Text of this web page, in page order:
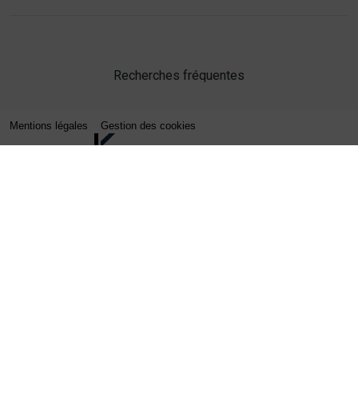
Recherches fréquentes
Mentions légales Gestion des cookies